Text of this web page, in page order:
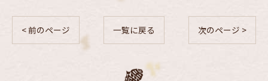
< 前のページ 一覧に戻る 次のページ >